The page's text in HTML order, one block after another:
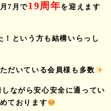
7月で19周年を迎えます
！という方も結構いらっし
だいている会員様も多数
ながら安心安全に通ってい
ております